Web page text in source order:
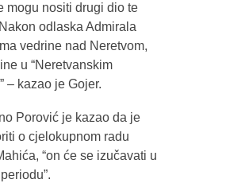
mogu nositi drugi dio te
odlaska Admirala
vedrine nad Neretvom,
u “Neretvanskim
– kazao je Gojer.
Porović je kazao da je
o cjelokupnom radu
“on će se izučavati u